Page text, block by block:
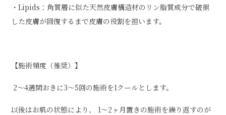
・Lipids：角質層に似た天然皮膚構造材のリン脂質成分で破損
した皮膚が回復するまで皮膚の役割を担います。
【施術頻度（推奨）】
2〜4週間おきに3〜5回の施術を1クールとします。
以後はお肌の状態により、 1〜2ヶ月置きの施術を繰り返すのが